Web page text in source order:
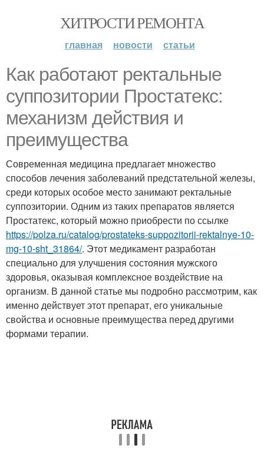
ХИТРОСТИ РЕМОНТА
главная новости статьи
Как работают ректальные
суппозитории Простатекс:
механизм действия и
преимущества
Современная медицина предлагает множество
способов лечения заболеваний предстательной железы,
среди которых особое место занимают ректальные
суппозитории. Одним из таких препаратов является
Простатекс, который можно приобрести по ссылке
https://polza.ru/catalog/prostateks-suppozitorii-rektalnye-10-
mg-10-sht_31864/. Этот медикамент разработан
специально для улучшения состояния мужского
здоровья, оказывая комплексное воздействие на
организм. В данной статье мы подробно рассмотрим, как
именно действует этот препарат, его уникальные
свойства и основные преимущества перед другими
формами терапии.